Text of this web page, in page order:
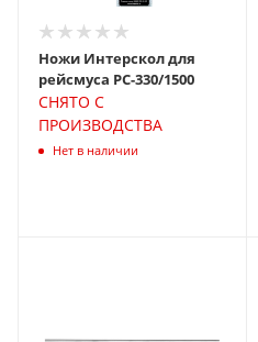
Ножи Интерскол для
рейсмуса РС-330/1500
СНЯТО С
ПРОИЗВОДСТВА
Нет в наличии